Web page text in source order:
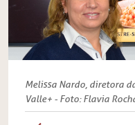
Melissa Nardo, diretora
Valle+ - Foto: Flavia